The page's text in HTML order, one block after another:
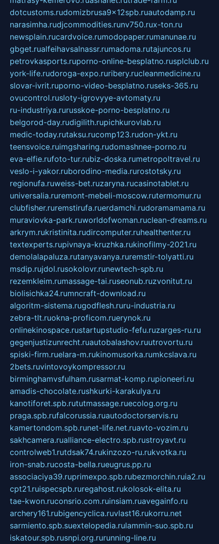
dotcustoms.rudomizbrusa9x12spb.ruautodamp.ru
narasimha.rudjcommodities.runv750.rux-ton.ru
newsplain.rucardvoice.rumodopaper.rumanunae.ru
gbget.rualfeihavsalnassr.rumadoma.rutajuncos.ru
petrovkasports.ruporno-online-besplatno.rusplclub.ru
york-life.rudoroga-expo.ruribery.rucleanmedicine.ru
slovar-ivrit.ruporno-video-besplatno.ruseks-365.ru
ovucontrol.rusloty-igrovyye-avtomaty.ru
ru-industriya.rurusskoe-porno-besplatno.ru
belgorod-day.rudigilith.rupichkurovlab.ru
medic-today.rutaksu.rucomp123.rudon-ykt.ru
teensvoice.ruimgsharing.rudomashnee-porno.ru
eva-elfie.rufoto-tur.rubiz-doska.rumetropoltravel.ru
veslo-i-yakor.ruborodino-media.rurostotsky.ru
regionufa.ruweiss-bet.ruzaryna.rucasinotablet.ru
universalia.ruremont-mebeli-moscow.rutermomur.ru
clubfisher.ruremstirufa.ruerdamchi.rudoramamama.ru
muraviovka-park.ruworldofwoman.ruclean-dreams.ru
arkrym.rukristinita.rudircomputer.ruhealthenter.ru
textexperts.rupivnaya-kruzhka.rukinofilmy-2021.ru
demolalapaluza.rutanyavanya.ruremstir-tolyatti.ru
msdip.rujdol.rusokolovr.runewtech-spb.ru
rezemkleim.rumassage-tai.ruseonub.ruzvonitut.ru
biolisichka24.rumncraft-download.ru
algoritm-sistema.rugodflesh.ruru-industria.ru
zebra-tlt.ruokna-proficom.ruerynok.ru
onlinekinospace.rustartupstudio-fefu.ruzarges-ru.ru
gegenjustizunrecht.ruautobalashov.ruutrovortu.ru
spiski-firm.ruelara-m.rukinomusorka.rumkcslava.ru
2bets.ruvintovoykompressor.ru
birminghamvsfulham.rusarmat-komp.rupioneeri.ru
amadis-chocolate.rushkurki-karakulya.ru
kanotiforet.spb.rututmassage.ruecolog.org.ru
praga.spb.rufalcorussia.ruautodoctorservis.ru
kamertondom.spb.runet-life.net.ruavto-vozim.ru
sakhcamera.rualliance-electro.spb.rustroyavt.ru
controlweb1.rutdsak74.rukinzozo-ru.rukvotka.ru
iron-snab.rucosta-bella.rueugrus.pp.ru
associaciya39.ruprimexpo.spb.rubezmorchin.ruia2.ru
cpt21.ruispecspb.ruregahost.rukolosok-elita.ru
tae-kwon.ruconsrio.com.ruinsiam.ruavegainfo.ru
archery161.rubigencyclica.ruvlast16.rukorru.net
sarmiento.spb.suextelopedia.rulammin-suo.spb.ru
iskatour.spb.rusnpi.org.rurunning-line.ru